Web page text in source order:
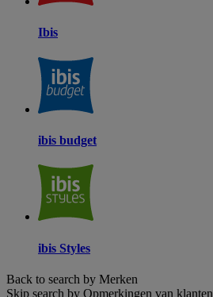
Ibis
ibis budget
ibis Styles
Back to search by Merken
Skip search by Opmerkingen van klanten